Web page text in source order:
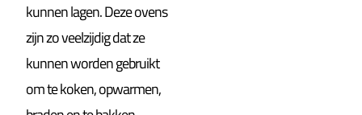
kunnen lagen. Deze ovens
zijn zo veelzijdig dat ze
kunnen worden gebruikt
om te koken, opwarmen,